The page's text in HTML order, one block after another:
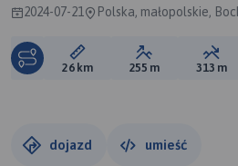
2024-07-21 Polska, małopolskie,
Długość trasy:
26 km Suma
255 m 313 m
dojazd umieść